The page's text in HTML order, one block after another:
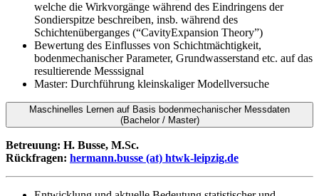
welche die Wirkvorgänge während des Eindringens der
Sondierspitze beschreiben, insb. während des
Schichtenüberganges (“CavityExpansion Theory”)
Bewertung des Einflusses von Schichtmächtigkeit,
bodenmechanischer Parameter, Grundwasserstand etc. auf das
resultierende Messsignal
Master: Durchführung kleinskaliger Modellversuche
Maschinelles Lernen auf Basis bodenmechanischer Messdaten
(Bachelor / Master)
Betreuung: H. Busse, M.Sc.
Rückfragen: hermann.busse (at) htwk-leipzig.de